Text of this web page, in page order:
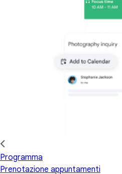
Programma
Prenotazione appuntamenti